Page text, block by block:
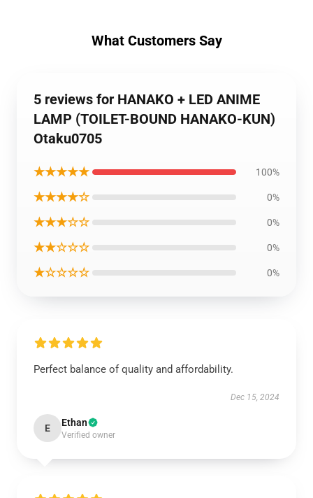
What Customers Say
5 reviews for HANAKO + LED ANIME
LAMP (TOILET-BOUND HANAKO-KUN)
Otaku0705
★★★★★ 100%
★★★★☆ 0%
★★★☆☆ 0%
★★☆☆☆ 0%
★☆☆☆☆ 0%
Perfect balance of quality and affordability.
Dec 15, 2024
E Ethan
Verified owner